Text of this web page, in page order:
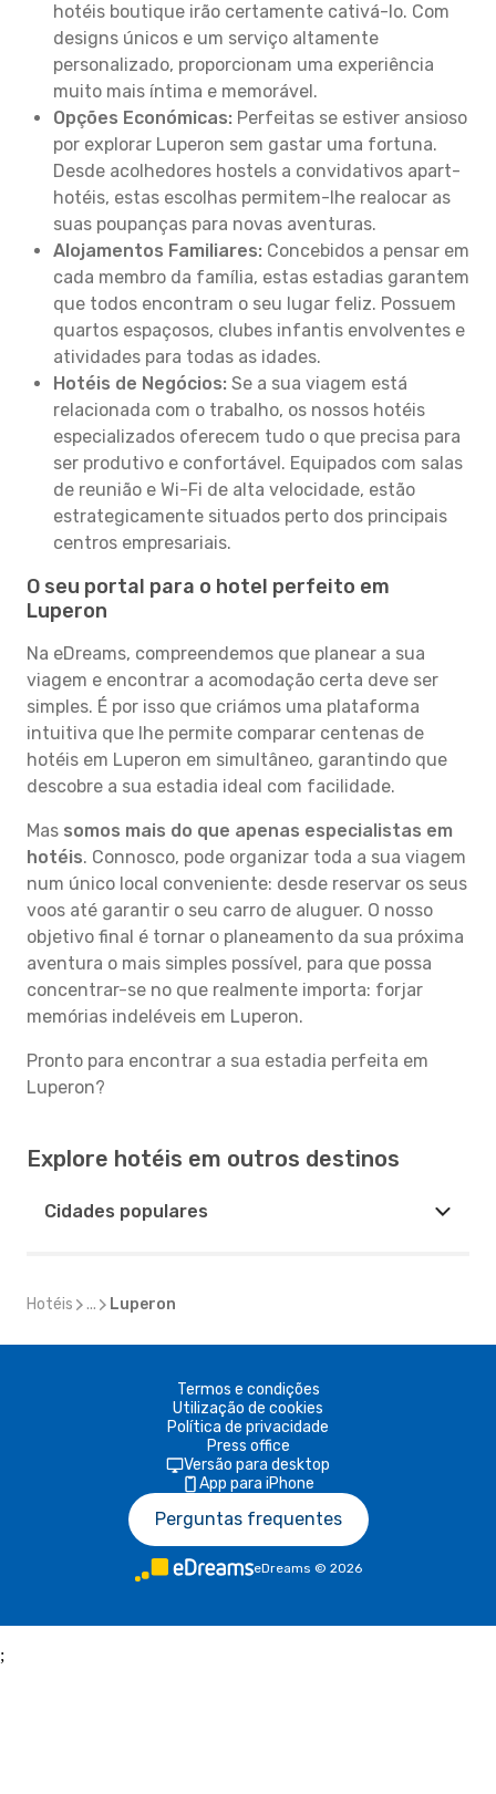
hotéis boutique irão certamente cativá-lo. Com
designs únicos e um serviço altamente
personalizado, proporcionam uma experiência
muito mais íntima e memorável.
Opções Económicas: Perfeitas se estiver ansioso
por explorar Luperon sem gastar uma fortuna.
Desde acolhedores hostels a convidativos apart-
hotéis, estas escolhas permitem-lhe realocar as
suas poupanças para novas aventuras.
Alojamentos Familiares: Concebidos a pensar em
cada membro da família, estas estadias garantem
que todos encontram o seu lugar feliz. Possuem
quartos espaçosos, clubes infantis envolventes e
atividades para todas as idades.
Hotéis de Negócios: Se a sua viagem está
relacionada com o trabalho, os nossos hotéis
especializados oferecem tudo o que precisa para
ser produtivo e confortável. Equipados com salas
de reunião e Wi-Fi de alta velocidade, estão
estrategicamente situados perto dos principais
centros empresariais.
O seu portal para o hotel perfeito em
Luperon
Na eDreams, compreendemos que planear a sua
viagem e encontrar a acomodação certa deve ser
simples. É por isso que criámos uma plataforma
intuitiva que lhe permite comparar centenas de
hotéis em Luperon em simultâneo, garantindo que
descobre a sua estadia ideal com facilidade.
Mas somos mais do que apenas especialistas em
hotéis. Connosco, pode organizar toda a sua viagem
num único local conveniente: desde reservar os seus
voos até garantir o seu carro de aluguer. O nosso
objetivo final é tornar o planeamento da sua próxima
aventura o mais simples possível, para que possa
concentrar-se no que realmente importa: forjar
memórias indeléveis em Luperon.
Pronto para encontrar a sua estadia perfeita em
Luperon?
Explore hotéis em outros destinos
Cidades populares
Hotéis ... Luperon
Termos e condições
Utilização de cookies
Política de privacidade
Press office
Versão para desktop
App para iPhone
Perguntas frequentes
eDreams © 2026
;